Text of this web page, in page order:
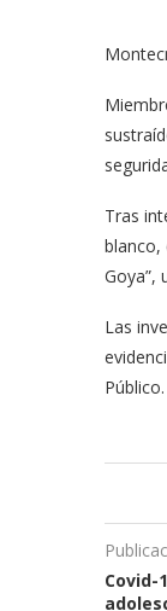
Tras
blanco,
Goya”,
Las
Público.
Covid-